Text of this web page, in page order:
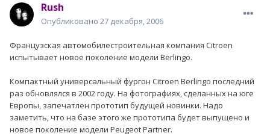
Rush
Опубликовано 27 декабря, 2006
Французская автомобилестроительная компания Citroen
испытывает новое поколение модели Berlingo.
Компактный универсальный фургон Citroen Berlingo последний
раз обновлялся в 2002 году. На фотографиях, сделанных на юге
Европы, запечатлен прототип будущей новинки. Надо
заметить, что на базе этого же прототипа будет выпущено и
новое поколение модели Peugeot Partner.